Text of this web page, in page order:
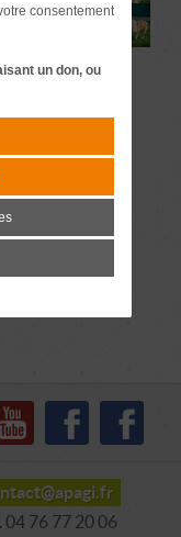
04 76 77 20 06
consentement
un don, ou